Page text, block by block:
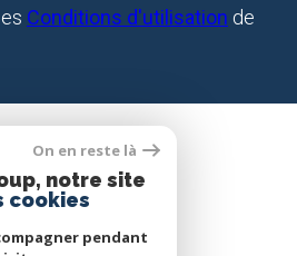
Conditions d'utilisation de
On en reste là
notre site
cookies
pendant